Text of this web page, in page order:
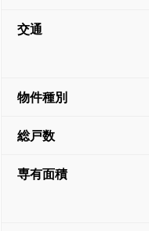
交通
物件種別
総戸数
専有面積